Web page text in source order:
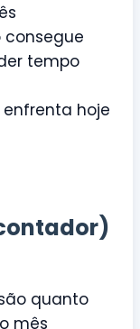
consegue
tempo
hoje
quanto
mês